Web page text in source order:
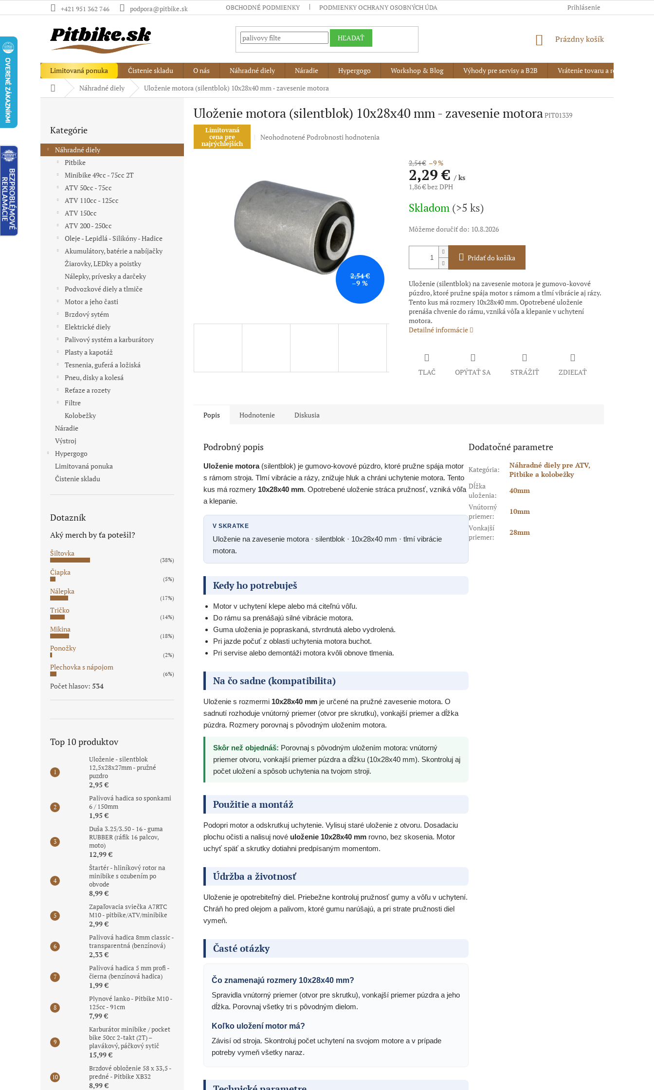
na
+421 951 362 746 podpora@pitbike.sk OBCHODNÉ PODMIENKY PODMIENKY OCHRANY OSOBNÝCH ÚDAJOV Prihlásenie
HĽADAŤ
NÁKUPNÝ
Prázdny košík
Limitovaná ponuka Čistenie skladu O nás Náhradné diely Náradie Hypergogo Workshop & Blog Výhody pre servisy a B2B
Vrátenie tovaru a reklamácia
DomovNáhradné diely Uloženie motora (silentblok) 10x28x40 mm - zavesenie motora
ý
p
kategórie
Kategórie
Náhradné diely
Pitbike
Minibike 49cc - 75cc 2T
ATV 50cc - 75cc
ATV 110cc - 125cc
ATV 150cc
ATV 200 - 250cc
Oleje - Lepidlá - Silikóny - Hadice
Akumulátory, batérie a nabíjačky
Žiarovky, LEDky a poistky
Nálepky, prívesky a darčeky
Podvozkové diely a tlmiče
Motor a jeho časti
Brzdový sytém
Elektrické diely
Palivový systém a karburátory
Plasty a kapotáž
Tesnenia, guferá a ložiská
Pneu, disky a kolesá
Reťaze a rozety
Filtre
Kolobežky
Náradie
Výstroj
Hypergogo
Limitovaná ponuka
Čistenie skladu
Dotazník
Aký merch by ťa potešil?
Šiltovka
(38%)
Čiapka
(5%)
Nálepka
(17%)
Tričko
(14%)
Mikina
(18%)
Ponožky
(2%)
Plechovka s nápojom
(6%)
Počet hlasov: 534
Top 10 produktov
Uloženie - silentblok
12,5x28x27mm - pružné
puzdro
2,95 €
Palivová hadica so sponkami
6 / 150mm
1,95 €
Duša 3.25/3.50 - 16 - guma
RUBBER (ráfik 16 palcov,
moto)
12,99 €
Štartér - hliníkový rotor na
minibike s ozubením po
obvode
8,99 €
Zapaľovacia sviečka A7RTC
M10 - pitbike/ATV/minibike
2,99 €
Palivová hadica 8mm classic -
transparentná (benzínová)
2,33 €
Palivová hadica 5 mm profi -
čierna (benzínová hadica)
1,99 €
Plynové lanko - Pitbike M10 -
125cc - 91cm
7,99 €
Karburátor minibike / pocket
bike 50cc 2-takt (2T) –
plavákový, páčkový sytič
15,99 €
Brzdové obloženie 58 x 33,5 -
predné - Pitbike XB32
8,99 €
Uloženie motora (silentblok) 10x28x40 mm - zavesenie motoraPIT01339
Limitovaná
cena pre
najrýchlejších
Priemerné
z
5
hviezdičiek.
NeohodnotenéPodrobnosti hodnotenia
2,54 €
–9 %
2,54 € –9 %
2,29 €/ ks
1,86 € bez DPH
cena:
Skladom (>5 ks)
Môžeme doručiť do: 10.8.2026
Pridať do košíka
Uloženie (silentblok) na zavesenie motora je gumovo-kovové
púzdro, ktoré pružne spája motor s rámom a tlmí vibrácie aj rázy.
Tento kus má rozmery 10x28x40 mm. Opotrebené uloženie
prenáša chvenie do rámu, vzniká vôľa a klepanie v uchytení
motora.
Detailné informácie
TLAČ OPÝTAŤ SA STRÁŽIŤ ZDIEĽAŤ
Popis Hodnotenie Diskusia
Podrobný popis
Uloženie motora(silentblok) je gumovo-kovové púzdro, ktoré pružne spája motor
s rámom stroja. Tlmí vibrácie a rázy, znižuje hluk a chráni uchytenie motora. Tento
kus má rozmery 10x28x40 mm. Opotrebené uloženie stráca pružnosť, vzniká vôľa
a klepanie.
V SKRATKE
Uloženie na zavesenie motora · silentblok · 10x28x40 mm · tlmí vibrácie
motora.
Kedy ho potrebuješ
Motor v uchytení klepe alebo má citeľnú vôľu.
Do rámu sa prenášajú silné vibrácie motora.
Guma uloženia je popraskaná, stvrdnutá alebo vydrolená.
Pri jazde počuť z oblasti uchytenia motora buchot.
Pri servise alebo demontáži motora kvôli obnove tlmenia.
Na čo sadne (kompatibilita)
Uloženie s rozmermi 10x28x40 mm je určené na pružné zavesenie motora. O
sadnutí rozhoduje vnútorný priemer (otvor pre skrutku), vonkajší priemer a dĺžka
púzdra. Rozmery porovnaj s pôvodným uložením motora.
Skôr než objednáš: Porovnaj s pôvodným uložením motora: vnútorný
priemer otvoru, vonkajší priemer púzdra a dĺžku (10x28x40 mm). Skontroluj aj
počet uložení a spôsob uchytenia na tvojom stroji.
Použitie a montáž
Podopri motor a odskrutkuj uchytenie. Vylisuj staré uloženie z otvoru. Dosadaciu
plochu očisti a nalisuj nové uloženie 10x28x40 mm rovno, bez skosenia. Motor
uchyť späť a skrutky dotiahni predpísaným momentom.
Údržba a životnosť
Uloženie je opotrebiteľný diel. Priebežne kontroluj pružnosť gumy a vôľu v uchytení.
Chráň ho pred olejom a palivom, ktoré gumu narúšajú, a pri strate pružnosti diel
vymeň.
Časté otázky
Čo znamenajú rozmery 10x28x40 mm?
Spravidla vnútorný priemer (otvor pre skrutku), vonkajší priemer púzdra a jeho
dĺžka. Porovnaj všetky tri s pôvodným dielom.
Koľko uložení motor má?
Závisí od stroja. Skontroluj počet uchytení na svojom motore a v prípade
potreby vymeň všetky naraz.
Dodatočné parametre
Kategória:
Náhradné diely pre ATV,
Pitbike a kolobežky
Dĺžka
uloženia:
40mm
Vnútorný
priemer:
10mm
Vonkajší
priemer:
28mm